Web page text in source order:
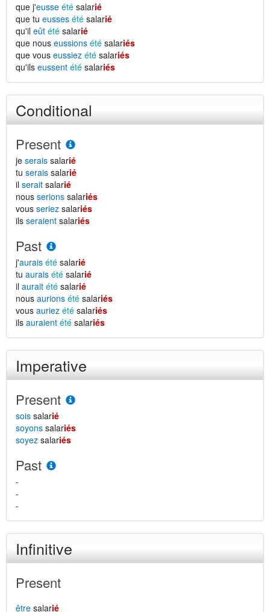
que j'eusse été salarié
que tu eusses été salarié
qu'il eût été salarié
que nous eussions été salariés
que vous eussiez été salariés
qu'ils eussent été salariés
Conditional
Present
je serais salarié
tu serais salarié
il serait salarié
nous serions salariés
vous seriez salariés
ils seraient salariés
Past
j'aurais été salarié
tu aurais été salarié
il aurait été salarié
nous aurions été salariés
vous auriez été salariés
ils auraient été salariés
Imperative
Present
sois salarié
soyons salariés
soyez salariés
Past
-
-
-
Infinitive
Present
être salarié